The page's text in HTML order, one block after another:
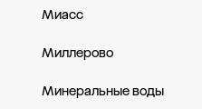
Миасс
Миллерово
Минеральные воды